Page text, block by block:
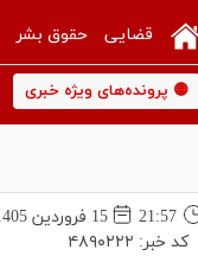
قضایی حقوق بشر
🟡 پرونده‌های ویژه خبری
21:57
15 فروردين 1405
کد خبر: ۴۸۹۰۲۲۲